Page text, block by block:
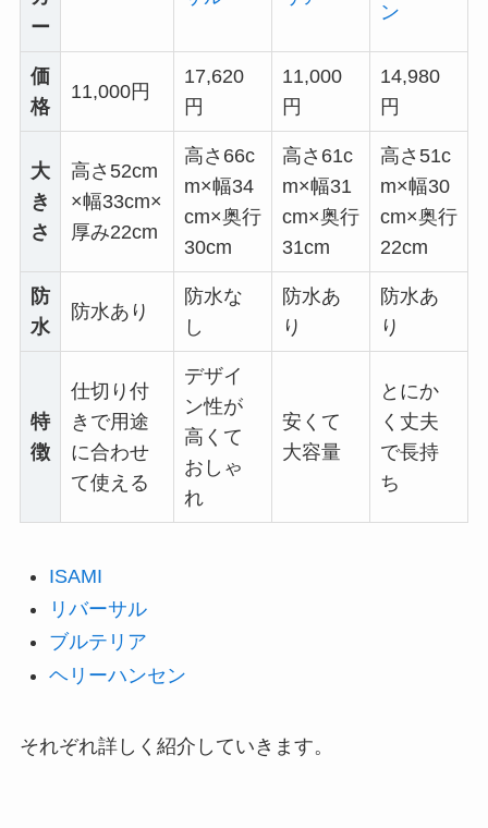
ー
ン
価
格
11,000円
17,620
円
11,000
円
14,980
円
大
き
さ
高さ52cm
×幅33cm×
厚み22cm
高さ66c
m×幅34
cm×奥行
30cm
高さ61c
m×幅31
cm×奥行
31cm
高さ51c
m×幅30
cm×奥行
22cm
防
水
防水あり
防水な
し
防水あ
り
防水あ
り
特
徴
仕切り付
きで用途
に合わせ
て使える
デザイ
ン性が
高くて
おしゃ
れ
安くて
大容量
とにか
く丈夫
で長持
ち
ISAMI
リバーサル
ブルテリア
ヘリーハンセン
それぞれ詳しく紹介していきます。